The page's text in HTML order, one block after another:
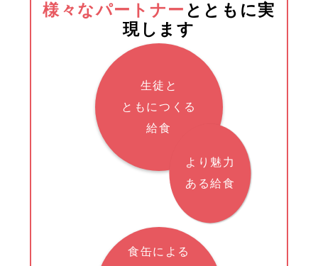
様々なパートナー とともに実
現します
生徒と
ともにつくる
給食
より魅力
ある給食
食缶による